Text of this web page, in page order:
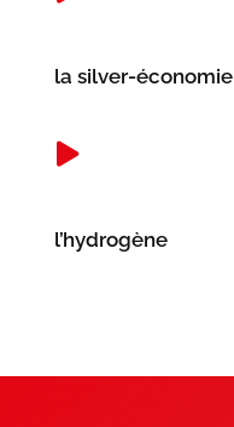
la silver-économie
l’hydrogène